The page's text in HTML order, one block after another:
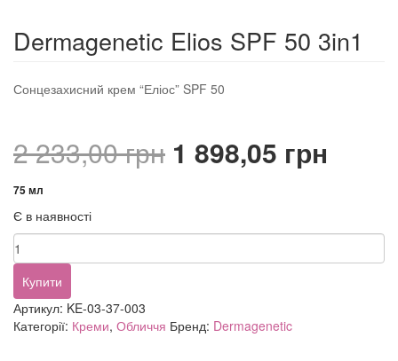
Dermagenetic Elios SPF 50 3in1
Сонцезахисний крем “Еліос” SPF 50
2 233,00грн Оригінальна
2
233,00 грн.
1 898,05 грн
1
75 мл
Є в наявності
Dermagenetic
Elios
SPF
50
3in1
кількість
Купити
Артикул: KE-03-37-003
Категорії: Креми, Обличчя Бренд: Dermagenetic